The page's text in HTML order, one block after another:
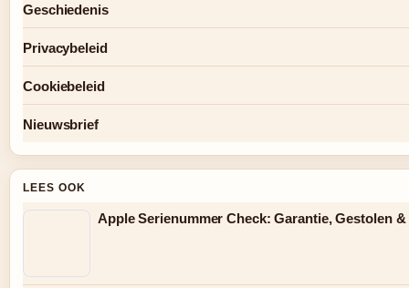
Geschiedenis
Privacybeleid
Cookiebeleid
Nieuwsbrief
LEES OOK
Apple Serienummer Check: Garantie, Gestolen &